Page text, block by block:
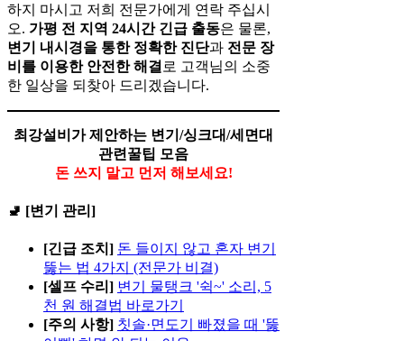
하지 마시고 저희 전문가에게 연락 주십시
오. 가평 전 지역 24시간 긴급 출동은 물론,
변기 내시경을 통한 정확한 진단과 전문 장
비를 이용한 안전한 해결 로 고객님의 소중
한 일상을 되찾아 드리겠습니다.
최강설비가 제안하는 변기/싱크대/세면대
관련꿀팁 모음
돈 쓰지 말고 먼저 해보세요!
🚽 [변기 관리]
[긴급 조치] 돈 들이지 않고 혼자 변기
뚫는 법 4가지 (전문가 비결)
[셀프 수리] 변기 물탱크 '쉭~' 소리, 5
천 원 해결법 바로가기
[주의 사항] 칫솔·면도기 빠졌을 때 '뚫